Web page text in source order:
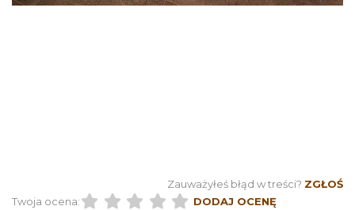
Zauważyłeś błąd w treści? ZGŁOŚ
Twoja ocena:
DODAJ OCENĘ